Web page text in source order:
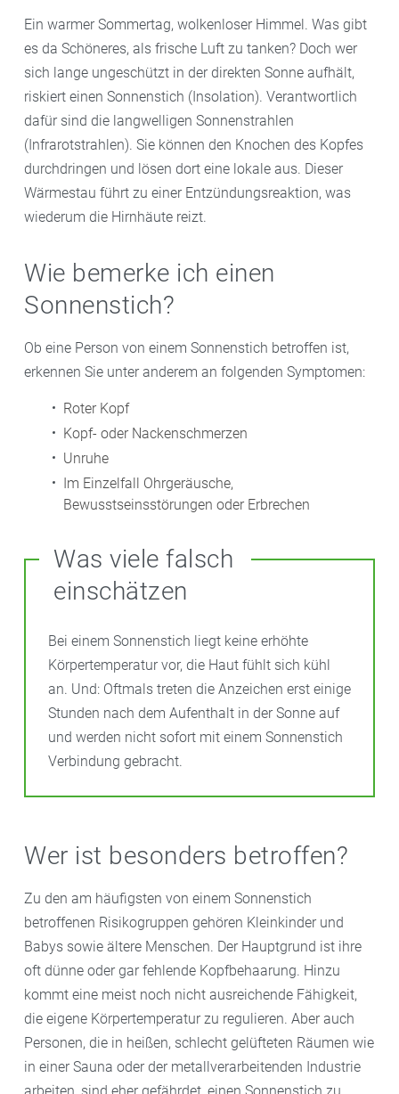
Ein warmer Sommertag, wolkenloser Himmel. Was gibt
es da Schöneres, als frische Luft zu tanken? Doch wer
sich lange ungeschützt in der direkten Sonne aufhält,
riskiert einen Sonnenstich (Insolation). Verantwortlich
dafür sind die langwelligen Sonnenstrahlen
(Infrarotstrahlen). Sie können den Knochen des Kopfes
durchdringen und lösen dort eine lokale aus. Dieser
Wärmestau führt zu einer Entzündungsreaktion, was
wiederum die Hirnhäute reizt.
Wie bemerke ich einen
Sonnenstich?
Ob eine Person von einem Sonnenstich betroffen ist,
erkennen Sie unter anderem an folgenden Symptomen:
Roter Kopf
Kopf- oder Nackenschmerzen
Unruhe
Im Einzelfall Ohrgeräusche,
Bewusstseinsstörungen oder Erbrechen
Was viele falsch
einschätzen
Bei einem Sonnenstich liegt keine erhöhte
Körpertemperatur vor, die Haut fühlt sich kühl
an. Und: Oftmals treten die Anzeichen erst einige
Stunden nach dem Aufenthalt in der Sonne auf
und werden nicht sofort mit einem Sonnenstich
Verbindung gebracht.
Wer ist besonders betroffen?
Zu den am häufigsten von einem Sonnenstich
betroffenen Risikogruppen gehören Kleinkinder und
Babys sowie ältere Menschen. Der Hauptgrund ist ihre
oft dünne oder gar fehlende Kopfbehaarung. Hinzu
kommt eine meist noch nicht ausreichende Fähigkeit,
die eigene Körpertemperatur zu regulieren. Aber auch
Personen, die in heißen, schlecht gelüfteten Räumen wie
in einer Sauna oder der metallverarbeitenden Industrie